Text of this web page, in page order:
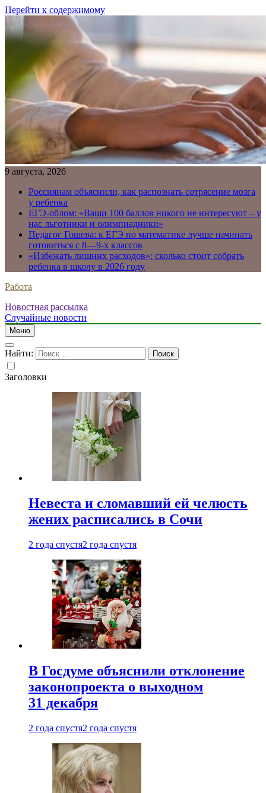
Перейти к содержимому
9 августа, 2026
Россиянам объяснили, как распознать сотрясение мозга
у ребенка
ЕГЭ-облом: «Ваши 100 баллов никого не интересуют – у
нас льготники и олимпиадники»
Педагог Гошева: к ЕГЭ по математике лучше начинать
готовиться с 8—9-х классов
«Избежать лишних расходов»: сколько стоит собрать
ребенка в школу в 2026 году
Работа
Новостная рассылка
Случайные новости
Меню
Найти:
Заголовки
Невеста и сломавший ей челюсть
жених расписались в Сочи
2 года спустя2 года спустя
В Госдуме объяснили отклонение
законопроекта о выходном
31 декабря
2 года спустя2 года спустя